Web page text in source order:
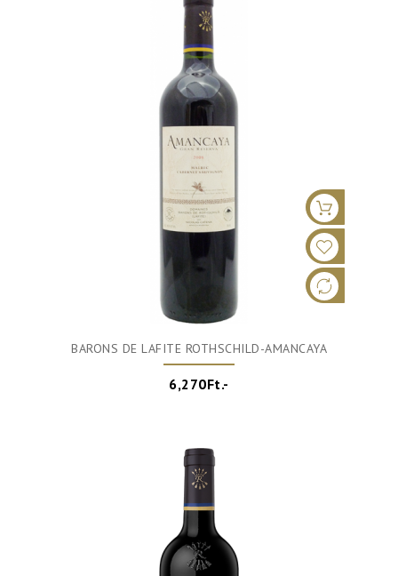
BARONS DE LAFITE ROTHSCHILD-AMANCAYA
6,270Ft.-